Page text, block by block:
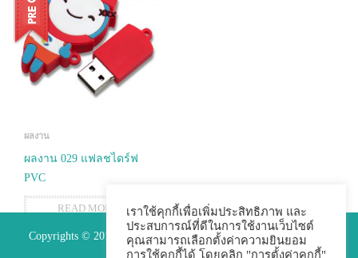
ผลงาน
ผลงาน 029 แฟลชไดร์ฟ
PVC
READ MORE
Copyrights © 2015 Premium Perfect Co.,ltd. All Rights Reserved.
เราใช้คุกกี้เพื่อเพิ่มประสิทธิภาพ และ
ประสบการณ์ที่ดีในการใช้งานเว็บไซต์
คุณสามารถเลือกตั้งค่าความยินยอม
การใช้คุกกี้ได้ โดยคลิก "การตั้งค่าคุกกี้"